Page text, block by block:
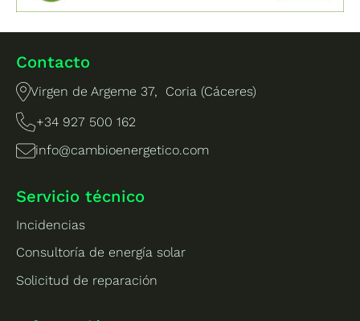
Contacto
Virgen de Argeme 37, Coria (Cáceres)
+34 927 500 162
info@cambioenergetico.com
Servicio técnico
Incidencias
Consultoría de energía solar
Solicitud de reparación